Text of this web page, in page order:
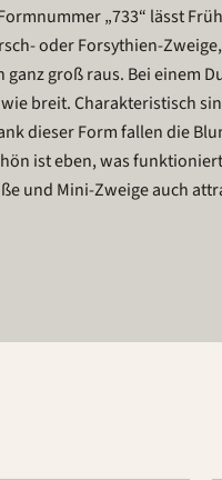
„733“ lässt
oder Forsythien-
groß raus. Bei einem
breit. Charakteristisch
dieser Form fallen die
ist eben, was
und Mini-Zweige auch